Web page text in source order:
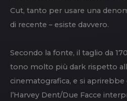
Cut, tanto per usare una
di recente – esiste davvero.
Secondo la fonte, il taglio da
tono molto più dark rispetto
cinematografica, e si
l’Harvey Dent/Due Facce